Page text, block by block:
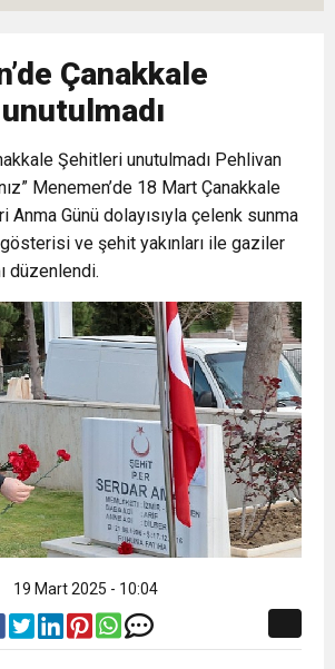
Siyasi Saldırının
Türkmen mi Var?
TAMEV ile İyilik ve Dayanışma
Tartışmalı İnşaat Meclis
Torbalı Yolunda
Çanakkale
Şehitleri unutulmadı Pehlivan
Menemen’de 18 Mart Çanakkale
Günü dolayısıyla çelenk sunma
ve şehit yakınları ile gaziler
düzenlendi.
19 Mart 2025 - 10:04